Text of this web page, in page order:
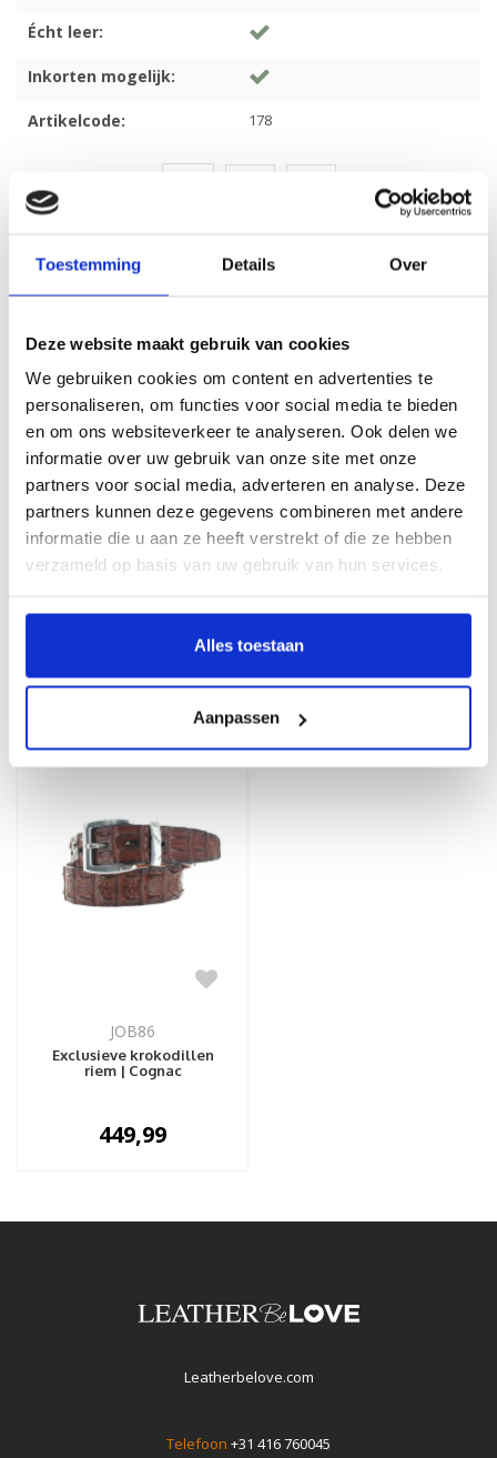
Toestemming Details Over
Deze website maakt gebruik van cookies
We gebruiken cookies om content en advertenties te
personaliseren, om functies voor social media te bieden
en om ons websiteverkeer te analyseren. Ook delen we
informatie over uw gebruik van onze site met onze
partners voor social media, adverteren en analyse. Deze
partners kunnen deze gegevens combineren met andere
informatie die u aan ze heeft verstrekt of die ze hebben
verzameld op basis van uw gebruik van hun services.
Alles toestaan
Aanpassen
Écht leer:
Inkorten mogelijk:
Artikelcode: 178
Gerelateerde producten
JOB86
Exclusieve krokodillen
riem | Cognac
449,99
Leatherbelove.com
Telefoon +31 416 760045